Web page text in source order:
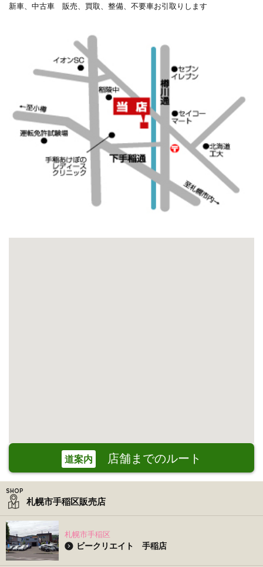
新車、中古車 販売、買取、整備、不要車お引取りします
道案内 店舗までのルート
札幌市手稲区販売店
札幌市手稲区
ビークリエイト 手稲店